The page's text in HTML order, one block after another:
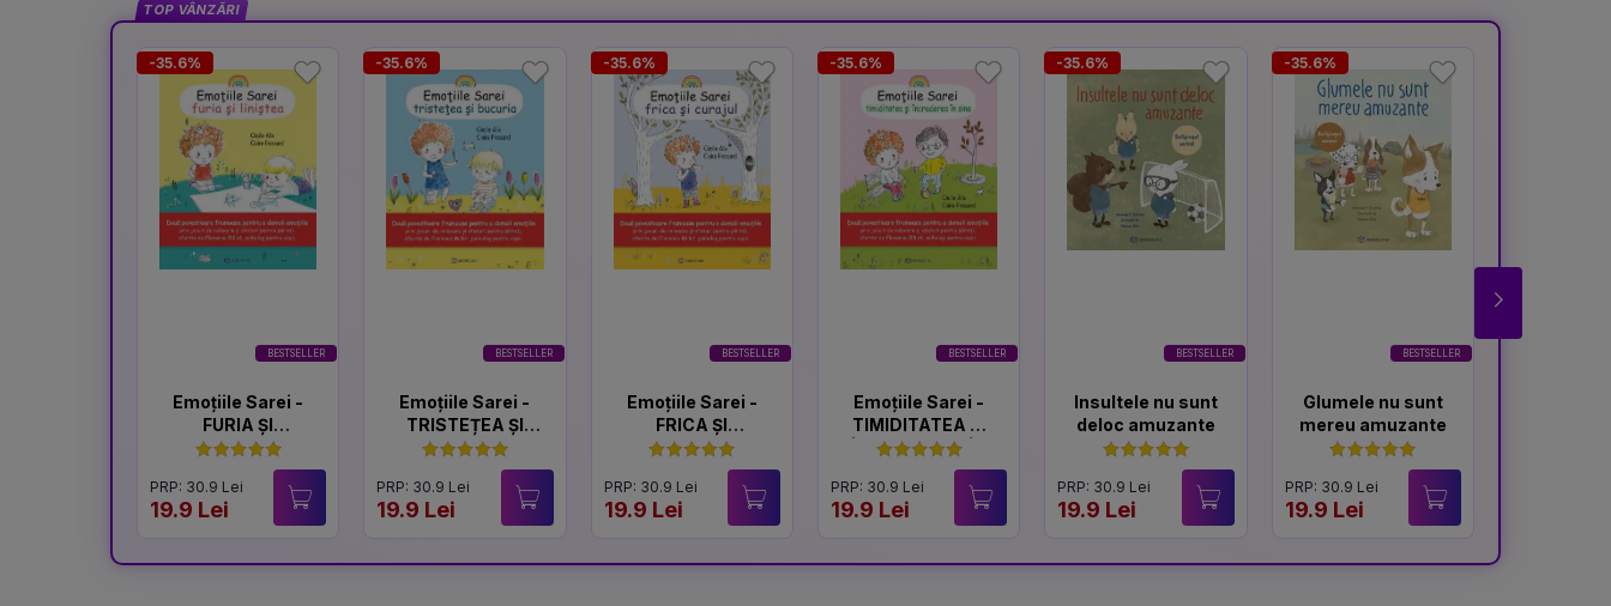
TOP VÂNZĂRI
BESTSELLER
-35.6%
Emoțiile Sarei -
FURIA ȘI
LINIȘTEA
PRP: 30.9 Lei
19.9 Lei
BESTSELLER
-35.6%
Emoțiile Sarei -
TRISTEȚEA ȘI
BUCURIA
PRP: 30.9 Lei
19.9 Lei
BESTSELLER
-35.6%
Emoțiile Sarei -
FRICA ȘI
CURAJUL
PRP: 30.9 Lei
19.9 Lei
BESTSELLER
-35.6%
Emoțiile Sarei -
TIMIDITATEA ȘI
ÎNCREDEREA ÎN
PRP: 30.9 Lei
19.9 Lei
BESTSELLER
-35.6%
Insultele nu sunt
deloc amuzante
PRP: 30.9 Lei
19.9 Lei
BESTSELLER
-35.6%
Glumele nu sunt
mereu amuzante
PRP: 30.9 Lei
19.9 Lei